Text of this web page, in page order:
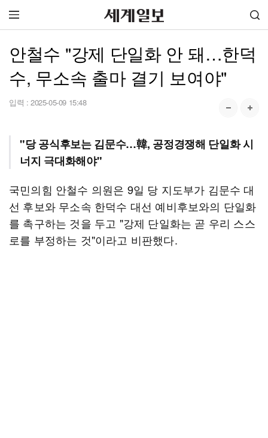
안철수 "강제 단일화 안 돼…한덕
수, 무소속 출마 결기 보여야"
입력 : 2025-05-09 15:48
"당 공식후보는 김문수…韓, 공정경쟁해 단일화 시
너지 극대화해야"
국민의힘 안철수 의원은 9일 당 지도부가 김문수 대
선 후보와 무소속 한덕수 대선 예비후보와의 단일화
를 촉구하는 것을 두고 "강제 단일화는 곧 우리 스스
로를 부정하는 것"이라고 비판했다.